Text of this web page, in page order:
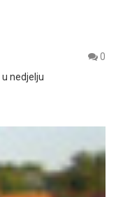
0
nedjelju